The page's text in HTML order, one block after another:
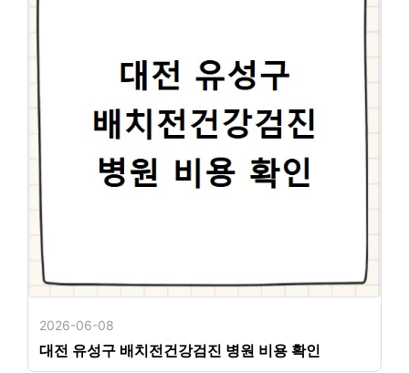
2026-06-08
대전 유성구 배치전건강검진 병원 비용 확인